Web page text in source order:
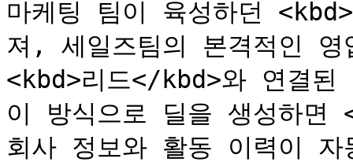
마케팅 팀이 육성하던
져, 세일즈팀의 본격적인
<kbd>리드</kbd>와 연결
이 방식으로 딜을 생성하면
회사 정보와 활동 이력이